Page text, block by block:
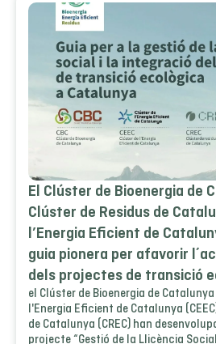
El Clúster de Bioenergia de
Clúster de Residus de
l’Energia Eficient de
guia pionera per afavorir
dels projectes de transició
el Clúster de Bioenergia de Catalunya
l'Energia Eficient de Catalunya
de Catalunya (CREC) han
projecte “Gestió de la Llicència